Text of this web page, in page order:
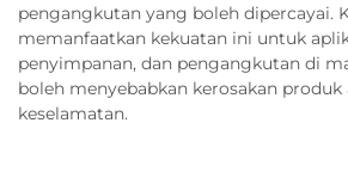
pengangkutan yang boleh dipercayai.
memanfaatkan kekuatan ini untuk
penyimpanan, dan pengangkutan di
boleh menyebabkan kerosakan produk
keselamatan.